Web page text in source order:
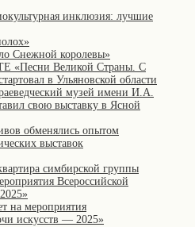
инклюзия: лучшие
Снежной королевы»
Великой Страны. С
в Ульяновской области
музей имени И.А.
свою выставку в Ясной
обменялись опытом
выставок
симбирской группы
Всероссийской
на мероприятия
искусств — 2025»